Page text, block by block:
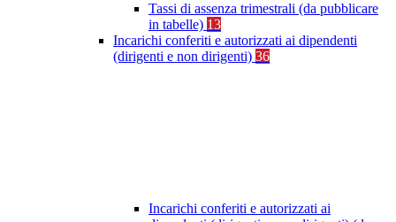
Tassi di assenza trimestrali (da pubblicare
in tabelle) 13
Incarichi conferiti e autorizzati ai dipendenti
(dirigenti e non dirigenti) 36
Incarichi conferiti e autorizzati ai